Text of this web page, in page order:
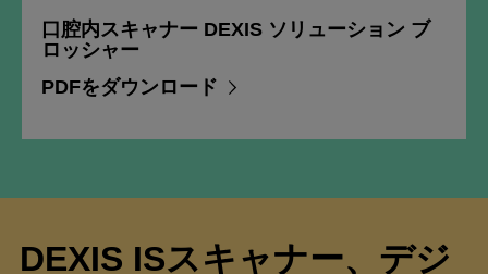
口腔内スキャナー DEXIS ソリューション ブ
ロッシャー
PDFをダウンロード
DEXIS ISスキャナー、デジ